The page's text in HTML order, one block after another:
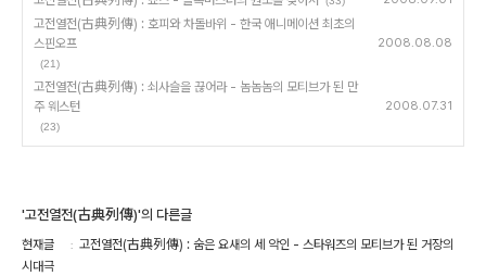
고전열전(古典列傳) : 호피와 차돌바위 - 한국 애니메이션 최초의
스핀오프
(21)
2008.08.08
고전열전(古典列傳) : 쇠사슬을 끊어라 - 놈놈놈의 모티브가 된 만
주 웨스턴
(23)
2008.07.31
'고전열전(古典列傳)'의 다른글
현재글
고전열전(古典列傳) : 숨은 요새의 세 악인 - 스타워즈의 모티브가 된 거장의
시대극